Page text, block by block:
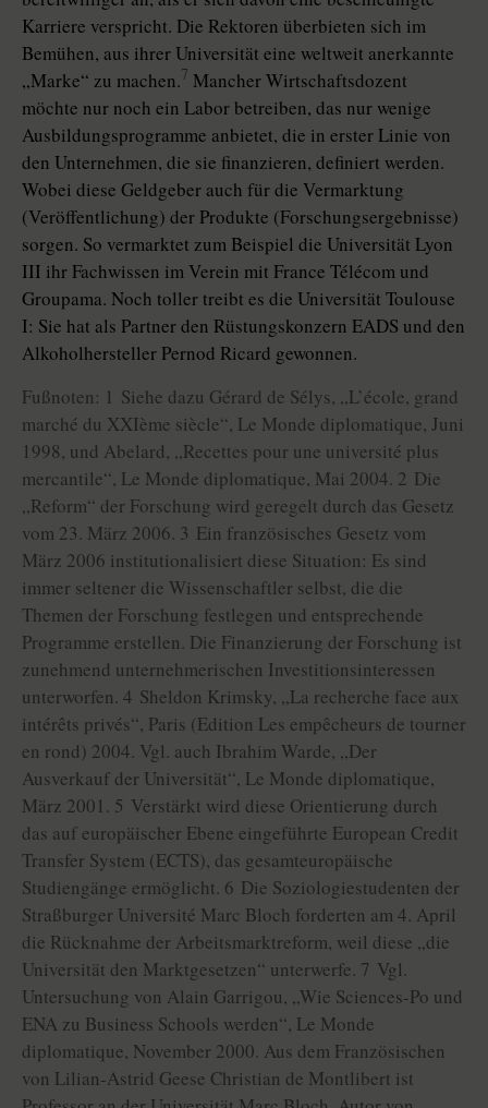
Karriere verspricht. Die Rektoren überbieten sich im
Bemühen, aus ihrer Universität eine weltweit anerkannte
„Marke“ zu machen.7 Mancher Wirtschaftsdozent
möchte nur noch ein Labor betreiben, das nur wenige
Ausbildungsprogramme anbietet, die in erster Linie von
den Unternehmen, die sie finanzieren, definiert werden.
Wobei diese Geldgeber auch für die Vermarktung
(Veröffentlichung) der Produkte (Forschungsergebnisse)
sorgen. So vermarktet zum Beispiel die Universität Lyon
III ihr Fachwissen im Verein mit France Télécom und
Groupama. Noch toller treibt es die Universität Toulouse
I: Sie hat als Partner den Rüstungskonzern EADS und den
Alkoholhersteller Pernod Ricard gewonnen.
Fußnoten: 1 Siehe dazu Gérard de Sélys, „L’école, grand
marché du XXIème siècle“, Le Monde diplomatique, Juni
1998, und Abelard, „Recettes pour une université plus
mercantile“, Le Monde diplomatique, Mai 2004. 2 Die
„Reform“ der Forschung wird geregelt durch das Gesetz
vom 23. März 2006. 3 Ein französisches Gesetz vom
März 2006 institutionalisiert diese Situation: Es sind
immer seltener die Wissenschaftler selbst, die die
Themen der Forschung festlegen und entsprechende
Programme erstellen. Die Finanzierung der Forschung ist
zunehmend unternehmerischen Investitionsinteressen
unterworfen. 4 Sheldon Krimsky, „La recherche face aux
intérêts privés“, Paris (Edition Les empêcheurs de tourner
en rond) 2004. Vgl. auch Ibrahim Warde, „Der
Ausverkauf der Universität“, Le Monde diplomatique,
März 2001. 5 Verstärkt wird diese Orientierung durch
das auf europäischer Ebene eingeführte European Credit
Transfer System (ECTS), das gesamteuropäische
Studiengänge ermöglicht. 6 Die Soziologiestudenten der
Straßburger Université Marc Bloch forderten am 4. April
die Rücknahme der Arbeitsmarktreform, weil diese „die
Universität den Marktgesetzen“ unterwerfe. 7 Vgl.
Untersuchung von Alain Garrigou, „Wie Sciences-Po und
ENA zu Business Schools werden“, Le Monde
diplomatique, November 2000. Aus dem Französischen
von Lilian-Astrid Geese Christian de Montlibert ist